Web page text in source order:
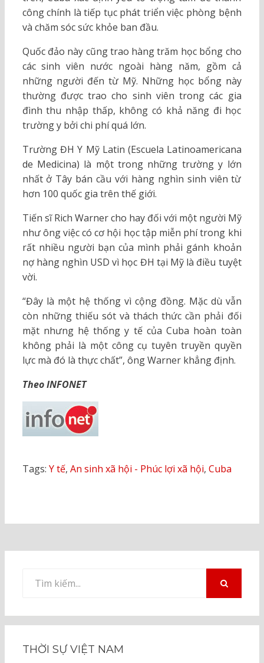
công chính là tiếp tục phát triển việc phòng bệnh
và chăm sóc sức khỏe ban đầu.
Quốc đảo này cũng trao hàng trăm học bổng cho
các sinh viên nước ngoài hàng năm, gồm cả
những người đến từ Mỹ. Những học bổng này
thường được trao cho sinh viên trong các gia
đình thu nhập thấp, không có khả năng đi học
trường y bởi chi phí quá lớn.
Trường ĐH Y Mỹ Latin (Escuela Latinoamericana
de Medicina) là một trong những trường y lớn
nhất ở Tây bán cầu với hàng nghìn sinh viên từ
hơn 100 quốc gia trên thế giới.
Tiến sĩ Rich Warner cho hay đối với một người Mỹ
như ông việc có cơ hội học tập miễn phí trong khi
rất nhiều người bạn của mình phải gánh khoản
nợ hàng nghìn USD vì học ĐH tại Mỹ là điều tuyệt
vời.
“Đây là một hệ thống vì cộng đồng. Mặc dù vẫn
còn những thiếu sót và thách thức cần phải đối
mặt nhưng hệ thống y tế của Cuba hoàn toàn
không phải là một công cụ tuyên truyền quyền
lực mà đó là thực chất”, ông Warner khẳng định.
Theo INFONET
Tags: Y tế, An sinh xã hội - Phúc lợi xã hội, Cuba
kiếm
THỜI SỰ VIỆT NAM